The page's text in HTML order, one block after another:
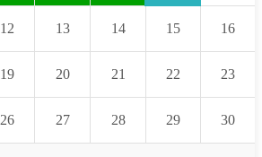
12 13 14 15 16
19 20 21 22 23
26 27 28 29 30